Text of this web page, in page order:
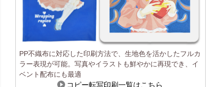
PP不織布に対応した印刷方法で、生地色を活かしたフルカ
ラー表現が可能。写真やイラストも鮮やかに再現でき、イ
ベント配布にも最適
コピー転写印刷一覧はこちら